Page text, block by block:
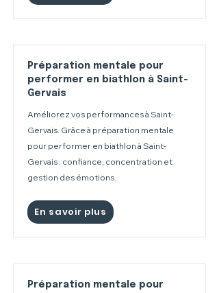
Préparation mentale pour
performer en biathlon à Saint-
Gervais
Améliorez vos performances à Saint-
Gervais. Grâce à préparation mentale
pour performer en biathlon à Saint-
Gervais : confiance, concentration et
gestion des émotions.
En savoir plus
Préparation mentale pour